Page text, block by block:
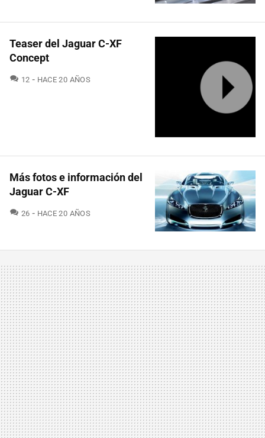
Teaser del Jaguar C-XF
Concept
12 COMENTARIOS
HACE 20 AÑOS
Más fotos e información del
Jaguar C-XF
26 COMENTARIOS
HACE 20 AÑOS